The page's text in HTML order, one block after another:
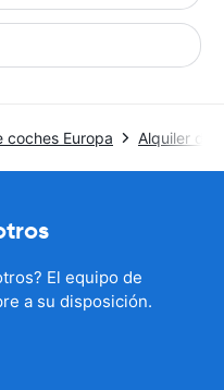
coches Europa Alquiler de
El equipo de
a su disposición.